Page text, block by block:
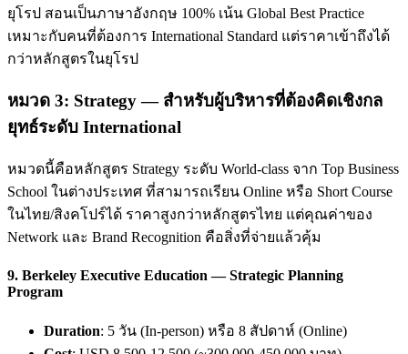
ยุโรป สอนเป็นภาษาอังกฤษ 100% เน้น Global Best Practice
เหมาะกับคนที่ต้องการ International Standard แต่ราคาเข้าถึงได้
กว่าหลักสูตรในยุโรป
หมวด 3: Strategy — สำหรับผู้บริหารที่ต้องคิดเชิงกล
ยุทธ์ระดับ International
หมวดนี้คือหลักสูตร Strategy ระดับ World-class จาก Top Business
School ในต่างประเทศ ที่สามารถเรียน Online หรือ Short Course
ในไทย/สิงคโปร์ได้ ราคาสูงกว่าหลักสูตรไทย แต่คุณค่าของ
Network และ Brand Recognition คือสิ่งที่จ่ายแล้วคุ้ม
9. Berkeley Executive Education — Strategic Planning
Program
Duration: 5 วัน (In-person) หรือ 8 สัปดาห์ (Online)